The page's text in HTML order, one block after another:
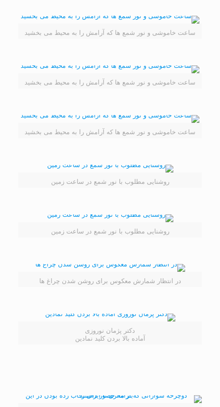
ساعت خاموشی و نور شمع ها که آرامش را به محیط می بخشید
ساعت خاموشی و نور شمع ها که آرامش را به محیط می بخشید
ساعت خاموشی و نور شمع ها که آرامش را به محیط می بخشید
روشنایی مطلوب با نور شمع در ساعت زمین
روشنایی مطلوب با نور شمع در ساعت زمین
در انتظار شمارش معکوس برای روشن شدن چراغ ها
دکتر پژمان نوروزی
آماده بالا بردن کلید نمادین